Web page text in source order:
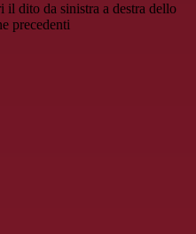
dito da sinistra a destra dello
precedenti